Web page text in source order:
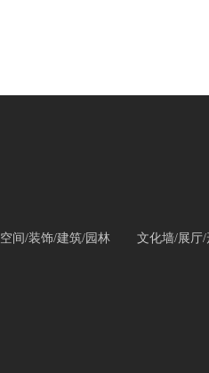
空间/装饰/建筑/园林 文化墙/展厅/